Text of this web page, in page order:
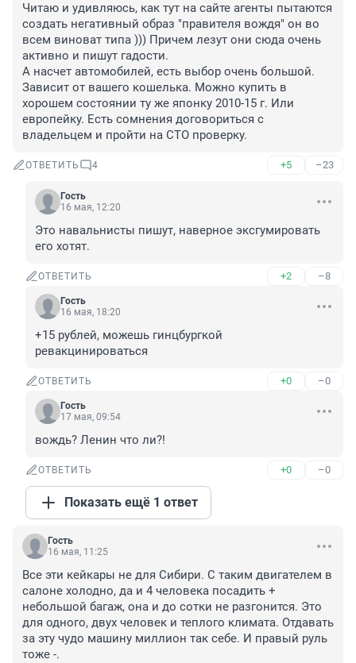
Читаю и удивляюсь, как тут на сайте агенты пытаются
создать негативный образ "правителя вождя" он во
всем виноват типа ))) Причем лезут они сюда очень
активно и пишут гадости.
А насчет автомобилей, есть выбор очень большой.
Зависит от вашего кошелька. Можно купить в
хорошем состоянии ту же японку 2010-15 г. Или
европейку. Есть сомнения договориться с
владельцем и пройти на СТО проверку.
ОТВЕТИТЬ 4 +5 –23
Гость
16 мая, 12:20
Это навальнисты пишут, наверное эксгумировать
его хотят.
ОТВЕТИТЬ +2 –8
Гость
16 мая, 18:20
+15 рублей, можешь гинцбургкой
ревакцинироваться
ОТВЕТИТЬ +0 –0
Гость
17 мая, 09:54
вождь? Ленин что ли?!
ОТВЕТИТЬ +0 –0
Показать ещё 1 ответ
Гость
16 мая, 11:25
Все эти кейкары не для Сибири. С таким двигателем в
салоне холодно, да и 4 человека посадить +
небольшой багаж, она и до сотки не разгонится. Это
для одного, двух человек и теплого климата. Отдавать
за эту чудо машину миллион так себе. И правый руль
тоже -.